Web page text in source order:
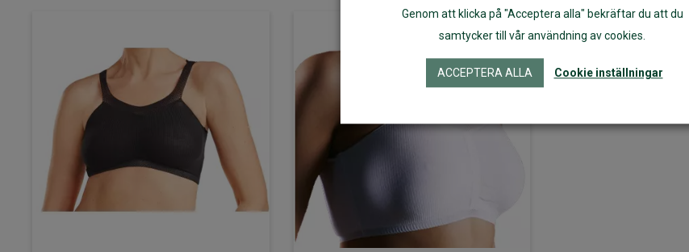
Genom att klicka på "Acceptera alla" bekräftar du att du
samtycker till vår användning av cookies.
ACCEPTERA ALLA Cookie inställningar